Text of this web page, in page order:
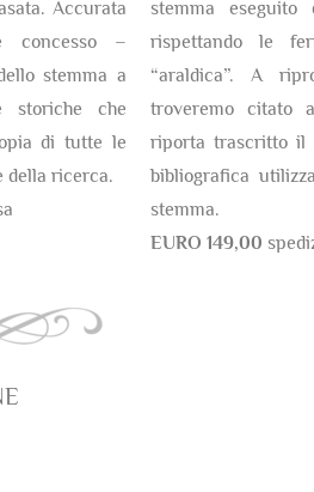
Accurata
concesso –
stemma a
storiche che
di tutte le
della ricerca.
stemma
rispettando le
“araldica”. A
troveremo citato
riporta trascritto il
bibliografica
stemma.
EURO 149,00